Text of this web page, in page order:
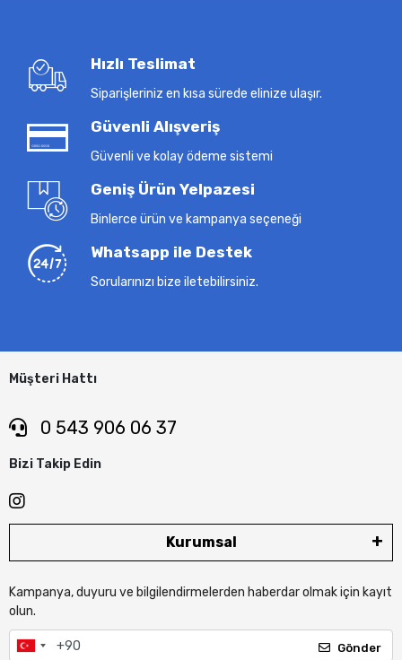
Hızlı Teslimat
Siparişleriniz en kısa sürede elinize ulaşır.
Güvenli Alışveriş
Güvenli ve kolay ödeme sistemi
Geniş Ürün Yelpazesi
Binlerce ürün ve kampanya seçeneği
Whatsapp ile Destek
Sorularınızı bize iletebilirsiniz.
Müşteri Hattı
0 543 906 06 37
Bizi Takip Edin
Kurumsal
Kampanya, duyuru ve bilgilendirmelerden haberdar olmak için kayıt
olun.
Gönder